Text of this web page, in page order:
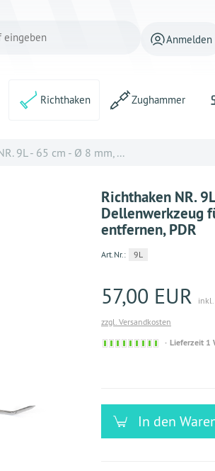
Anmelden
Richthaken Zughammer
9L - 65 cm - Ø 8 mm, ...
Richthaken NR.
Dellenwerkzeug
entfernen, PDR
Art.Nr.: 9L
57,00 EUR
inkl.
zzgl. Versandkosten
Sofort
Lieferzeit 1
In den